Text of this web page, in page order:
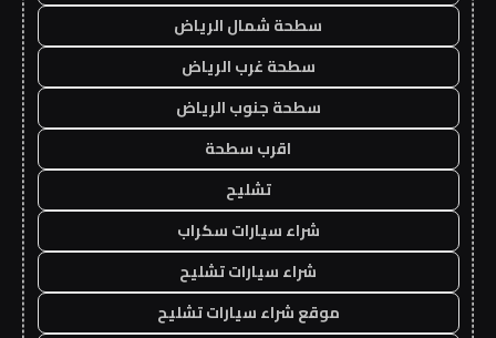
سطحة شمال الرياض
سطحة غرب الرياض
سطحة جنوب الرياض
اقرب سطحة
تشليح
شراء سيارات سكراب
شراء سيارات تشليح
موقع شراء سيارات تشليح